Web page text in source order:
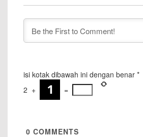
isi kotak dibawah ini dengan benar *
2 + =
0 COMMENTS